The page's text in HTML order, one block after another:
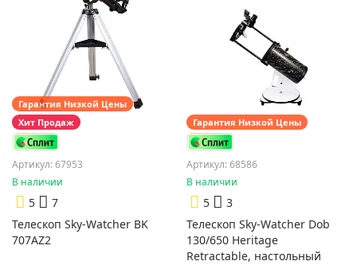
Гарантия Низкой Цены
Хит Продаж
Артикул: 67953
В наличии
5
7
Телескоп Sky-Watcher BK
707AZ2
Гарантия Низкой Цены
Артикул: 68586
В наличии
5
3
Телескоп Sky-Watcher Dob
130/650 Heritage
Retractable, настольный